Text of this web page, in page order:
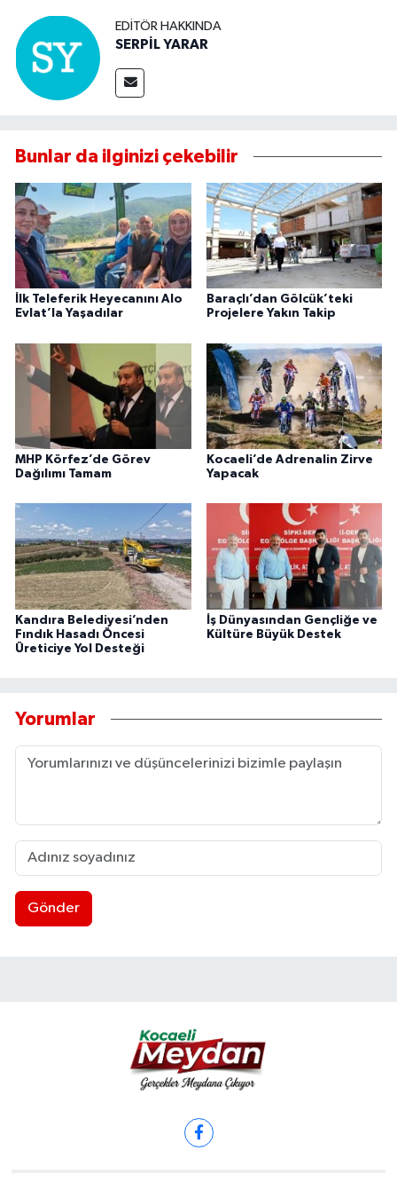
EDITÖR HAKKINDA
SERPİL YARAR
Bunlar da ilginizi çekebilir
İlk Teleferik Heyecanını Alo
Evlat’la Yaşadılar
Baraçlı’dan Gölcük’teki
Projelere Yakın Takip
MHP Körfez’de Görev
Dağılımı Tamam
Kocaeli’de Adrenalin Zirve
Yapacak
Kandıra Belediyesi’nden
Fındık Hasadı Öncesi
Üreticiye Yol Desteği
İş Dünyasından Gençliğe ve
Kültüre Büyük Destek
Yorumlar
Gönder